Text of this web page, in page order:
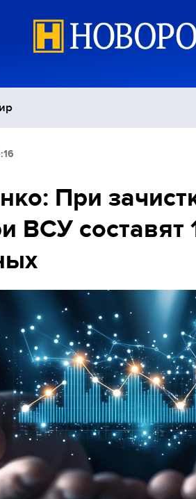
Экономика
При
ВСУ составят